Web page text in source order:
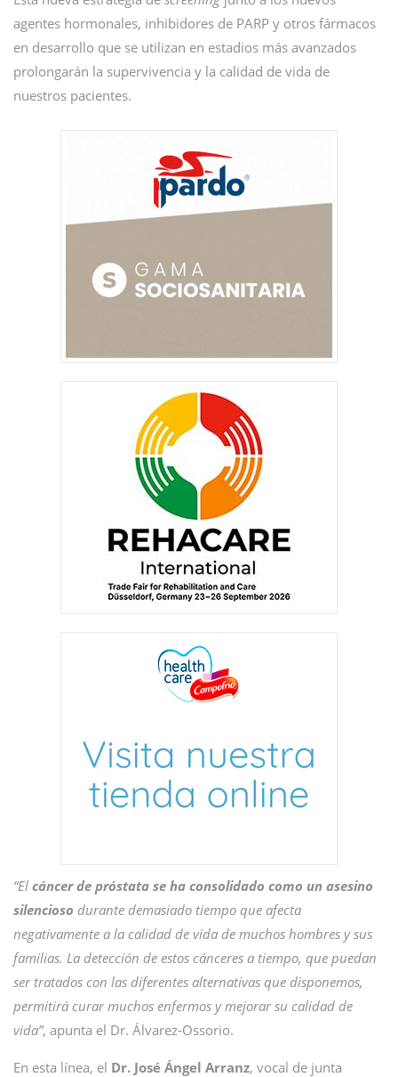
agentes hormonales, inhibidores de PARP y otros fármacos
en desarrollo que se utilizan en estadios más avanzados
prolongarán la supervivencia y la calidad de vida de
nuestros pacientes.
“El cáncer de próstata se ha consolidado como un asesino
silencioso durante demasiado tiempo que afecta
negativamente a la calidad de vida de muchos hombres y sus
familias. La detección de estos cánceres a tiempo, que puedan
ser tratados con las diferentes alternativas que disponemos,
permitirá curar muchos enfermos y mejorar su calidad de
vida”, apunta el Dr. Álvarez-Ossorio.
En esta línea, el Dr. José Ángel Arranz, vocal de junta